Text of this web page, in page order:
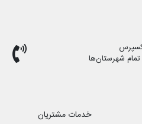
تمام شهرستان‌ها
خدمات مشتریان